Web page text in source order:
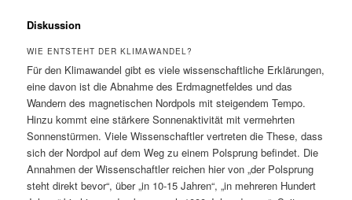
Diskussion
WIE ENTSTEHT DER KLIMAWANDEL?
Für den Klimawandel gibt es viele wissenschaftliche Erklärungen,
eine davon ist die Abnahme des Erdmagnetfeldes und das
Wandern des magnetischen Nordpols mit steigendem Tempo.
Hinzu kommt eine stärkere Sonnenaktivität mit vermehrten
Sonnenstürmen. Viele Wissenschaftler vertreten die These, dass
sich der Nordpol auf dem Weg zu einem Polsprung befindet. Die
Annahmen der Wissenschaftler reichen hier von „der Polsprung
steht direkt bevor“, über „in 10-15 Jahren“, „in mehreren Hundert